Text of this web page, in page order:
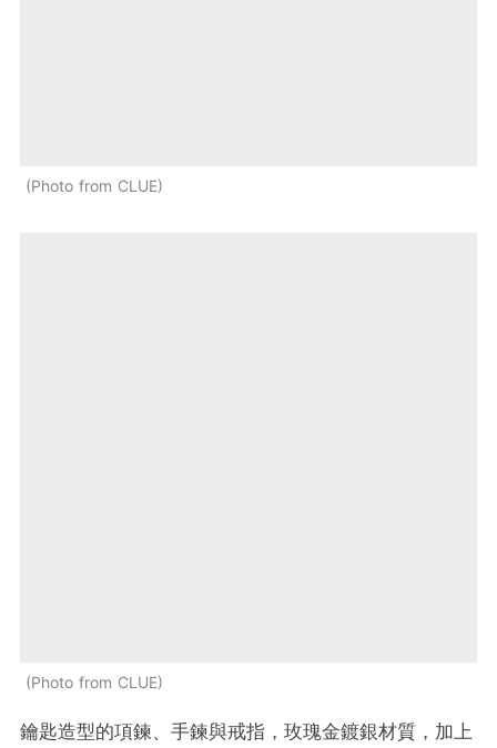
Photo from CLUE
Photo from CLUE
鑰匙造型的項鍊、手鍊與戒指，玫瑰金鍍銀材質，加上